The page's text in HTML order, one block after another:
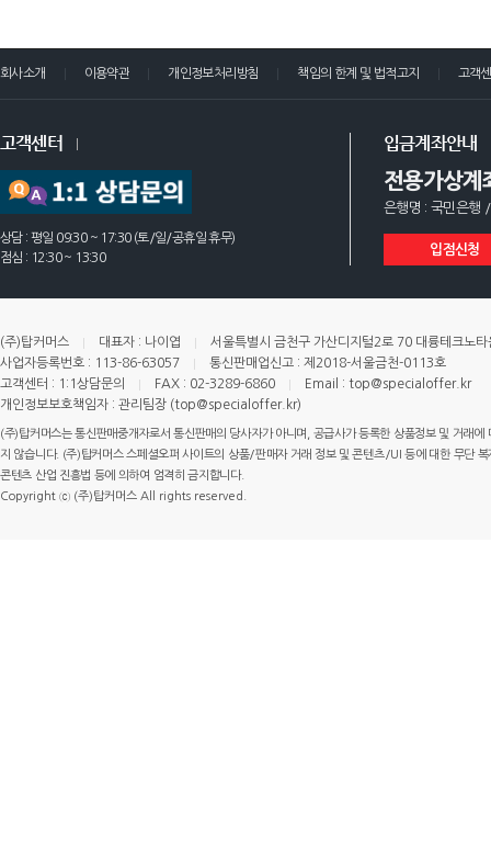
회사소개 이용약관 개인정보처리방침 책임의 한계 및 법적고지 고객
고객센터
상담 : 평일 09:30 ~ 17:30 (토/일/공휴일 휴무)
점심 : 12:30 ~ 13:30
입금계좌안내
전용가상계
은행명 : 국민은행
입점신청
(주)탑커머스 대표자 : 나이엽
서울특별시 금천구 가산디지털2로 70 대륭테크노
사업자등록번호 : 113-86-63057
통신판매업신고 : 제2018-서울금천-0113호
고객센터 : 1:1상담문의
FAX : 02-3289-6860
Email : top@specialoffer.kr
개인정보보호책임자 : 관리팀장 (top@specialoffer.kr)
(주)탑커머스는 통신판매중개자로서 통신판매의 당사자가 아니며, 공급사가 등록한 상품정보 및 거래
지 않습니다. (주)탑커머스 스페셜오퍼 사이트의 상품/판매자 거래 정보 및 콘텐츠/UI 등에 대한 무단
콘텐츠 산업 진흥법 등에 의하여 엄격히 금지합니다.
Copyright ⓒ (주)탑커머스 All rights reserved.